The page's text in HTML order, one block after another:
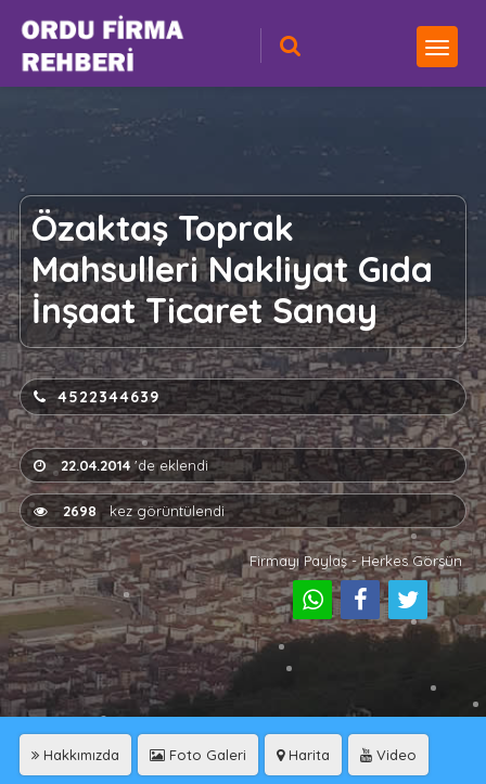
Özaktaş Toprak
Mahsulleri Nakliyat Gıda
İnşaat Ticaret Sanay
4522344639
22.04.2014'de eklendi
2698 kez görüntülendi
Firmayı Paylaş - Herkes Görsün
Hakkımızda Foto Galeri Harita Video